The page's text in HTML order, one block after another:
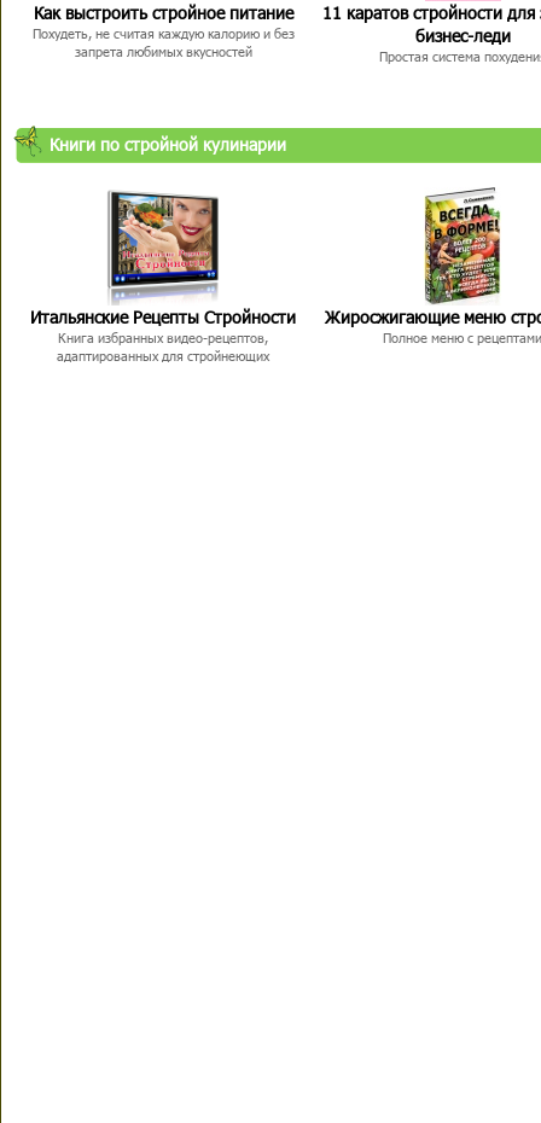
Как выстроить стройное питание
Похудеть, не считая каждую калорию и без
запрета любимых вкусностей
11 каратов стройности для
бизнес-леди
Простая система
Книги по стройной кулинарии
Итальянские Рецепты Стройности
Книга избранных видео-рецептов,
адаптированных для стройнеющих
Жиросжигающие меню
Полное меню с рецептами